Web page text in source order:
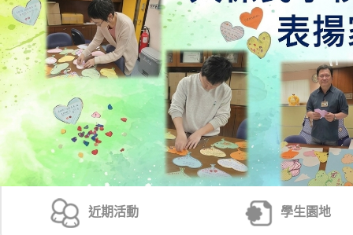
近期活動 學生園地